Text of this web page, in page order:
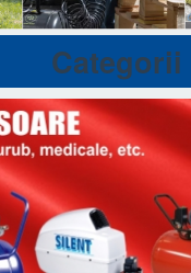
Categorii